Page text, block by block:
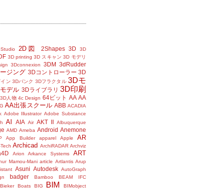
2D図 2Shapes 3D 3D
3D printing 3D スキャン 3D モデリ
3Dconnexion 3DM 3dRudder
ジング 3Dコントローラー 3D
ン 3Dバンク 3Dフラクタル 3Dモ
デル 3Dライブラリ 3D印刷
3D人物 4c Design 64ビット AA AA
AA出張スクール ABB ACADIA
Adobe Illustrator Adobe Substance
AI AIA Air AKT II Albuquerque
AMD Ameba Android Anemone
App Builder apparel Apple AR
Archicad ArchiRADAR Archviz
Arion Arkance Systems ART
Mamou-Mani article Artlantis Arup
Asuni Autodesk AutoGraph
badger Bamboo
BEAM IFC
Bieker Boats
BIG BIM
BIMobject